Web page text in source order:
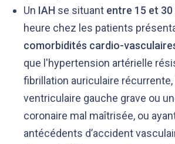
Un IAH se situant entre 15 et 30
heure chez les patients
comorbidités cardio-
que l'hypertension artérielle
fibrillation auriculaire
ventriculaire gauche grave ou
coronaire mal maîtrisée, ou
antécédents d’accident